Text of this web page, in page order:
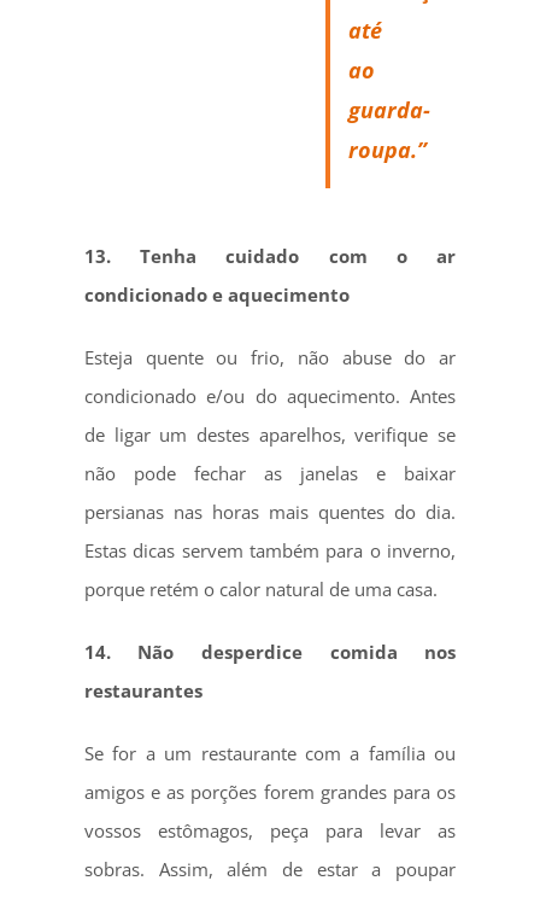
até
ao
guarda-
roupa.”
13. Tenha cuidado com o ar
condicionado e aquecimento
Esteja quente ou frio, não abuse do ar
condicionado e/ou do aquecimento. Antes
de ligar um destes aparelhos, verifique se
não pode fechar as janelas e baixar
persianas nas horas mais quentes do dia.
Estas dicas servem também para o inverno,
porque retém o calor natural de uma casa.
14. Não desperdice comida nos
restaurantes
Se for a um restaurante com a família ou
amigos e as porções forem grandes para os
vossos estômagos, peça para levar as
sobras. Assim, além de estar a poupar